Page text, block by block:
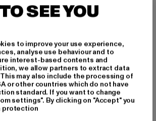
EUR 22,99 EUR
ANOTHER COTTON LAB
Sunday Driving Oversize
37,99 EUR
Derzeitiger Preis: 37,99 EUR
49,99 EUR
SEE YOU
to improve your use experience,
analyse use behaviour and to
interest-based contents and
we allow partners to extract data
may also include the processing of
or other countries which do not have
standard. If you want to change
settings". By clicking on "Accept" you
protection